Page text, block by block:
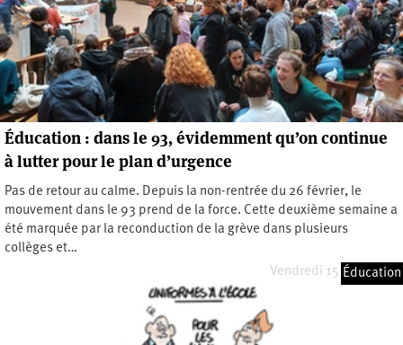
Éducation : dans le 93, évidemment qu’on continue
à lutter pour le plan d’urgence
Pas de retour au calme. Depuis la non-rentrée du 26 février, le
mouvement dans le 93 prend de la force. Cette deuxième semaine a
été marquée par la reconduction de la grève dans plusieurs
collèges et…
Vendredi 15 mars 2024
Éducation